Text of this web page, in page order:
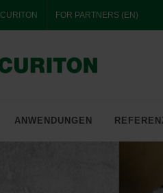
FOR PARTNERS (EN)
SOLUTIONS
ANWENDUNGEN